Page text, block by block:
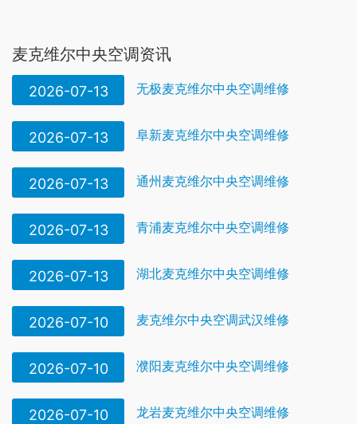
麦克维尔中央空调资讯
2026-07-13 无极麦克维尔中央空调维修
2026-07-13 阜新麦克维尔中央空调维修
2026-07-13 通州麦克维尔中央空调维修
2026-07-13 青浦麦克维尔中央空调维修
2026-07-13 湖北麦克维尔中央空调维修
2026-07-10 麦克维尔中央空调武汉维修
2026-07-10 濮阳麦克维尔中央空调维修
2026-07-10 龙岩麦克维尔中央空调维修